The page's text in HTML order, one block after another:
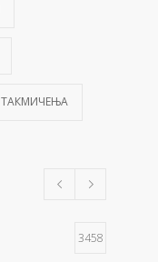
ТАКМИЧЕЊА
3458